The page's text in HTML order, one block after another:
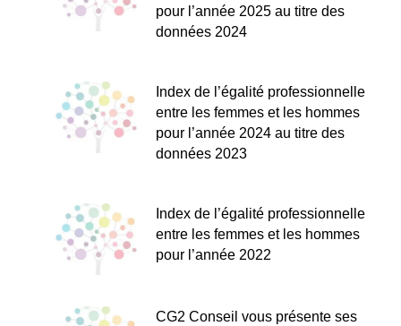
pour l’année 2025 au titre des
données 2024
Index de l’égalité professionnelle
entre les femmes et les hommes
pour l’année 2024 au titre des
données 2023
Index de l’égalité professionnelle
entre les femmes et les hommes
pour l’année 2022
CG2 Conseil vous présente ses